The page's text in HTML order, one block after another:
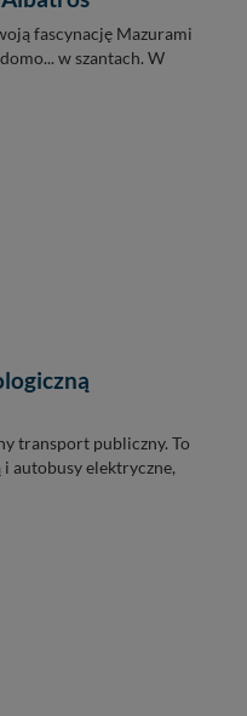
fascynację Mazurami
w szantach. W
transport publiczny. To
i autobusy elektryczne,